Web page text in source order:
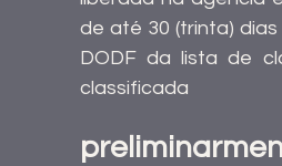
de até 30 (trinta)
DODF da lista de
classificada